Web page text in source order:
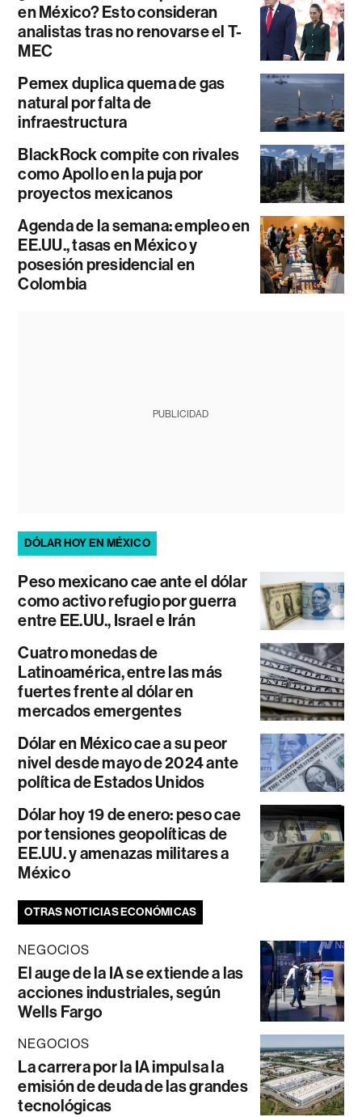
en México? Esto consideran
analistas tras no renovarse el T-
MEC
Pemex duplica quema de gas
natural por falta de
infraestructura
BlackRock compite con rivales
como Apollo en la puja por
proyectos mexicanos
Agenda de la semana: empleo en
EE.UU., tasas en México y
posesión presidencial en
Colombia
PUBLICIDAD
DÓLAR HOY EN MÉXICO
Peso mexicano cae ante el dólar
como activo refugio por guerra
entre EE.UU., Israel e Irán
Cuatro monedas de
Latinoamérica, entre las más
fuertes frente al dólar en
mercados emergentes
Dólar en México cae a su peor
nivel desde mayo de 2024 ante
política de Estados Unidos
Dólar hoy 19 de enero: peso cae
por tensiones geopolíticas de
EE.UU. y amenazas militares a
México
OTRAS NOTICIAS ECONÓMICAS
NEGOCIOS
El auge de la IA se extiende a las
acciones industriales, según
Wells Fargo
NEGOCIOS
La carrera por la IA impulsa la
emisión de deuda de las grandes
tecnológicas